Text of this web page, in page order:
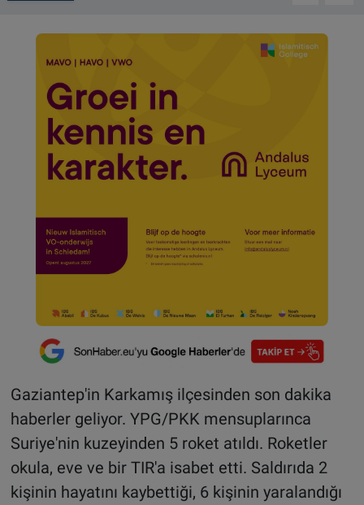
Gaziantep'in Karkamış ilçesinden son dakika
haberler geliyor. YPG/PKK mensuplarınca
Suriye'nin kuzeyinden 5 roket atıldı. Roketler
okula, eve ve bir TIR'a isabet etti. Saldırıda 2
kişinin hayatını kaybettiği, 6 kişinin yaralandığı